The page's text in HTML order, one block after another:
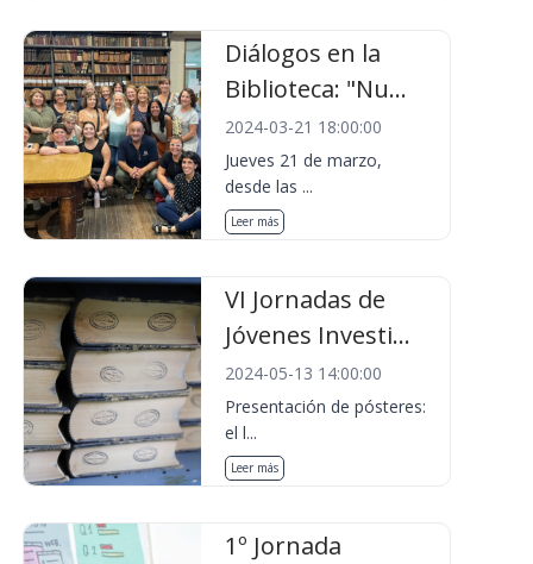
Diálogos en la
Biblioteca: "Nu...
2024-03-21 18:00:00
Jueves 21 de marzo,
desde las ...
Leer más
VI Jornadas de
Jóvenes Investi...
2024-05-13 14:00:00
Presentación de pósteres:
el l...
Leer más
1º Jornada